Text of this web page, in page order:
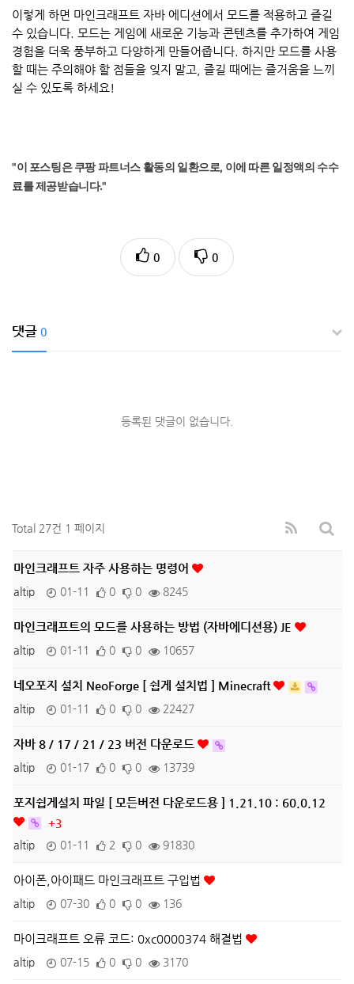
이렇게 하면 마인크래프트 자바 에디션에서 모드를 적용하고 즐길
수 있습니다. 모드는 게임에 새로운 기능과 콘텐츠를 추가하여 게임
경험을 더욱 풍부하고 다양하게 만들어줍니다. 하지만 모드를 사용
할 때는 주의해야 할 점들을 잊지 말고, 즐길 때에는 즐거움을 느끼
실 수 있도록 하세요!
"이 포스팅은 쿠팡 파트너스 활동의 일환으로, 이에 따른 일정액의 수수
료를 제공받습니다."
0 0
댓글 0
등록된 댓글이 없습니다.
Total 27건 1 페이지
마인크래프트 자주 사용하는 명령어
altip 01-11 0 0 8245
마인크래프트의 모드를 사용하는 방법 (자바에디션용) JE
altip 01-11 0 0 10657
네오포지 설치 NeoForge [ 쉽게 설치법 ] Minecraft
altip 01-11 0 0 22427
자바 8 / 17 / 21 / 23 버전 다운로드
altip 01-17 0 0 13739
포지쉽게설치 파일 [ 모든버전 다운로드용 ] 1.21.10 : 60.0.12
+3
altip
01-11 2 0 91830
아이폰,아이패드 마인크래프트 구입법
altip 07-30 0 0 136
마이크래프트 오류 코드: 0xc0000374 해결법
altip 07-15 0 0 3170